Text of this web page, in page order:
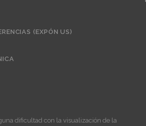
(EXPÓN US)
dificultad con la visualización de la